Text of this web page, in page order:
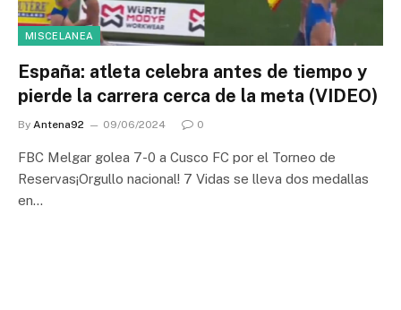
MISCELANEA
España: atleta celebra antes de tiempo y
pierde la carrera cerca de la meta (VIDEO)
By Antena92 09/06/2024 0
FBC Melgar golea 7-0 a Cusco FC por el Torneo de
Reservas¡Orgullo nacional! 7 Vidas se lleva dos medallas
en…